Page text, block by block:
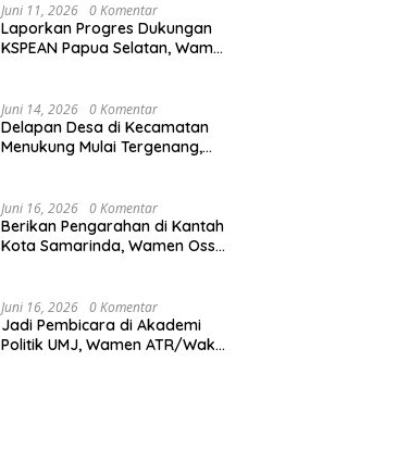
Juni 11, 2026 0 Komentar
Laporkan Progres Dukungan
KSPEAN Papua Selatan, Wamen
Nasional
Juni 14, 2026 0 Komentar
Delapan Desa di Kecamatan
Menukung Mulai Tergenang,
Juni 16, 2026 0 Komentar
Berikan Pengarahan di Kantah
Kota Samarinda, Wamen Ossy:
Kalimantan Timur
Juni 16, 2026 0 Komentar
Jadi Pembicara di Akademi
Politik UMJ, Wamen ATR/Waka